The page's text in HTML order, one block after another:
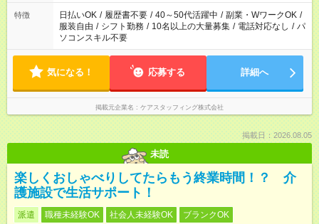
特徴 日払いOK / 履歴書不要 / 40～50代活躍中 / 副業・WワークOK /
服装自由 / シフト勤務 / 10名以上の大量募集 / 電話対応なし / パ
ソコンスキル不要
気になる！ 応募する 詳細へ
掲載元企業名 ケアスタッフィング株式会社
掲載日：2026.08.05
未読
楽しくおしゃべりしてたらもう終業時間！？ 介
護施設で生活サポート！
派遣 職種未経験OK 社会人未経験OK
ブランクOK